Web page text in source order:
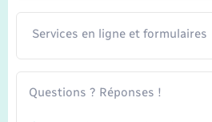
Voirie et espace public
Services en ligne et formulaires
Questions ? Réponses !